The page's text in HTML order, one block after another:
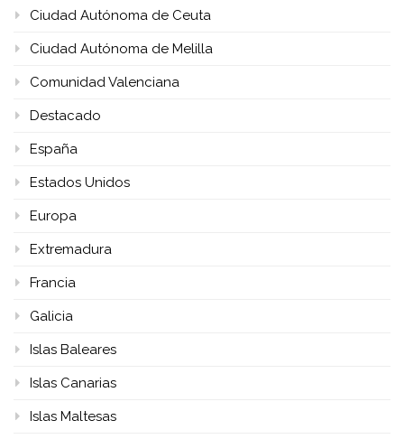
Ciudad Autónoma de Ceuta
Ciudad Autónoma de Melilla
Comunidad Valenciana
Destacado
España
Estados Unidos
Europa
Extremadura
Francia
Galicia
Islas Baleares
Islas Canarias
Islas Maltesas